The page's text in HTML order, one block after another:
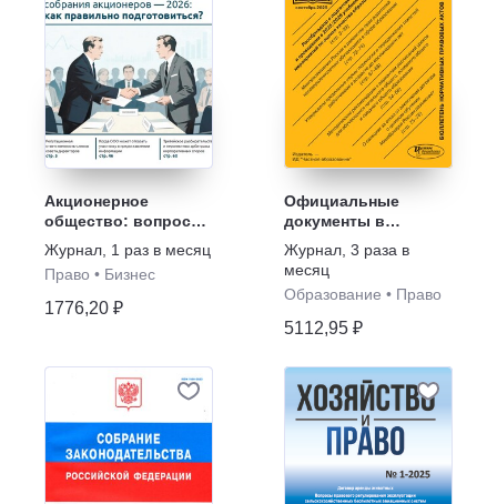
Акционерное
общество: вопросы
корпоративного
управления
Журнал 1 раз в месяц
Право • Бизнес
1776,20 ₽
Официальные
документы в
образовании
Журнал 3 раза в
месяц
Образование • Право
5112,95 ₽